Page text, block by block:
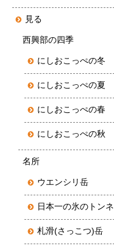
見る
西興部の四季
にしおこっぺの冬
にしおこっぺの夏
にしおこっぺの春
にしおこっぺの秋
名所
ウエンシリ岳
日本一の氷のトン
札滑(さっこつ)岳